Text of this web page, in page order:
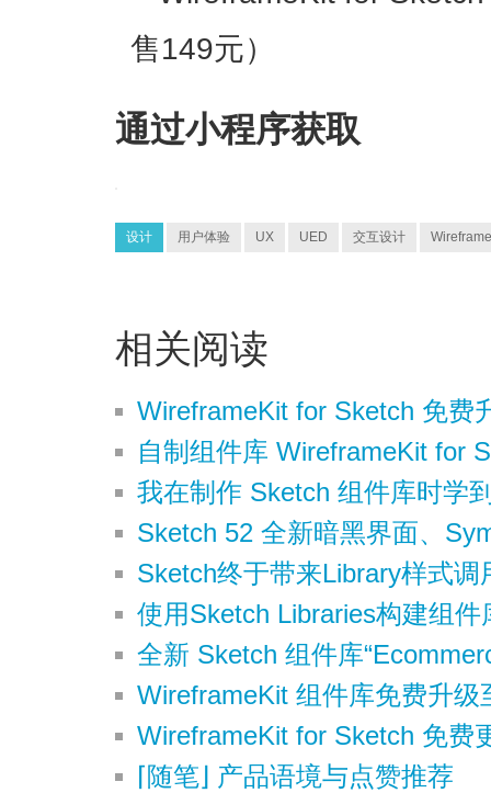
售149元）
通过小程序获取
设计 用户体验 UX UED 交互设计
相关阅读
WireframeKit for Sketch 免费
自制组件库 WireframeKit for
我在制作 Sketch 组件库时学
Sketch 52 全新暗黑界面、
Sketch终于带来Library样式调
使用Sketch Libraries构建组件
全新 Sketch 组件库
WireframeKit 组件库免费升级
WireframeKit for Sketch 免费
⌈随笔⌋ 产品语境与点赞推荐